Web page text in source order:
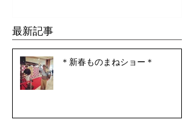
最新記事
＊新春ものまねショー＊